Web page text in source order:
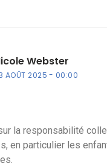
Webster
AOÛT 2025 00:00
la responsabilité
en particulier les